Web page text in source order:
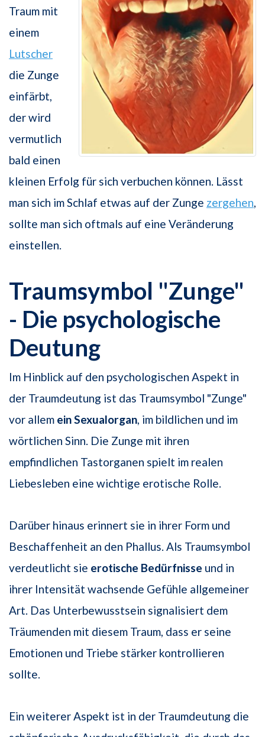
Traum mit
einem
Lutscher
die Zunge
einfärbt,
der wird
vermutlich
bald einen
kleinen Erfolg für sich verbuchen können. Lässt
man sich im Schlaf etwas auf der Zunge zergehen,
sollte man sich oftmals auf eine Veränderung
einstellen.
Traumsymbol "Zunge"
- Die psychologische
Deutung
Im Hinblick auf den psychologischen Aspekt in
der Traumdeutung ist das Traumsymbol "Zunge"
vor allem ein Sexualorgan, im bildlichen und im
wörtlichen Sinn. Die Zunge mit ihren
empfindlichen Tastorganen spielt im realen
Liebesleben eine wichtige erotische Rolle.
Darüber hinaus erinnert sie in ihrer Form und
Beschaffenheit an den Phallus. Als Traumsymbol
verdeutlicht sie erotische Bedürfnisse und in
ihrer Intensität wachsende Gefühle allgemeiner
Art. Das Unterbewusstsein signalisiert dem
Träumenden mit diesem Traum, dass er seine
Emotionen und Triebe stärker kontrollieren
sollte.
Ein weiterer Aspekt ist in der Traumdeutung die